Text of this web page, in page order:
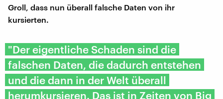
Groll, dass nun überall falsche Daten von ihr
kursierten.
"Der eigentliche Schaden sind die
falschen Daten, die dadurch entstehen
und die dann in der Welt überall
herumkursieren. Das ist in Zeiten von Big